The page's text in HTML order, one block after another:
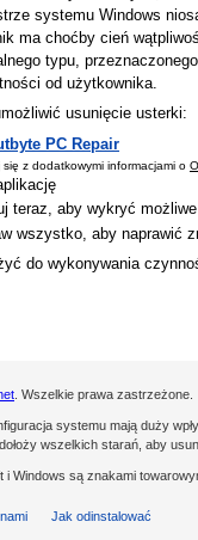
systemu Windows
ma choćby cień
typu,
od użytkownika.
usunięcie usterki:
PC Repair
z dodatkowymi informacjami o
teraz, aby wykryć
wszystko, aby naprawić
do wykonywania
. Wszelkie prawa zastrzeżone.
systemu mają duży
wszelkich starań, aby
Windows są znakami
Jak odinstalować